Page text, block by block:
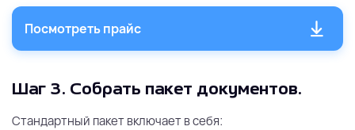
Посмотреть прайс
Шаг 3. Собрать пакет документов.
Стандартный пакет включает в себя: